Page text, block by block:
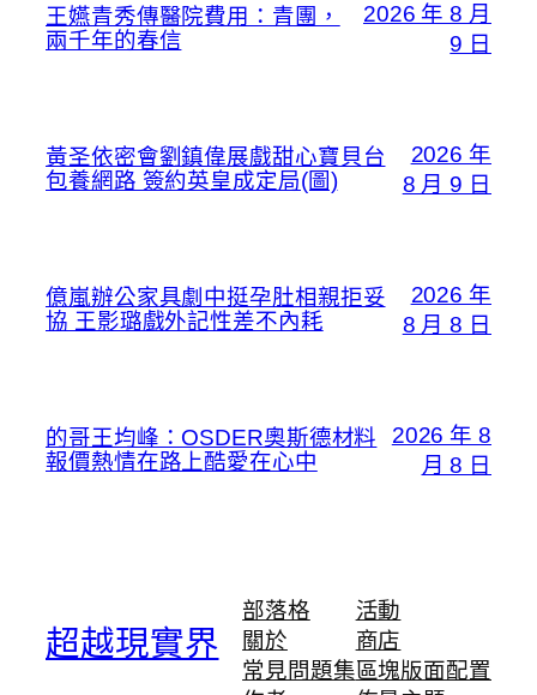
王嬿青秀傳醫院費用：青團，
兩千年的春信
2026 年 8 月
9 日
黃圣依密會劉鎮偉展戲甜心寶貝台
包養網路 簽約英皇成定局(圖)
2026 年
8 月 9 日
億嵐辦公家具劇中挺孕肚相親拒妥
協 王影璐戲外記性差不內耗
2026 年
8 月 8 日
的哥王均峰：OSDER奧斯德材料
報價熱情在路上酷愛在心中
2026 年 8
月 8 日
超越現實界
部落格
關於
常見問題集
活動
商店
區塊版面配置